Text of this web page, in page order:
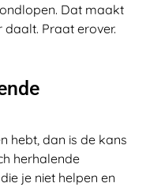
Dat maakt
Praat erover.
hebt, dan is de kans
herhalende
je niet helpen en